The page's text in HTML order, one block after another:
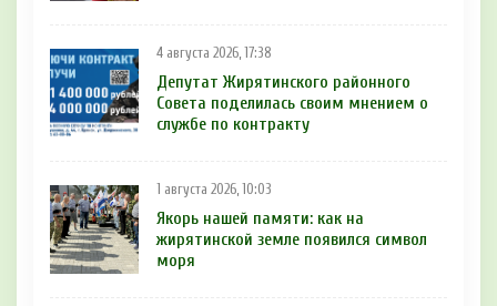
4 августа 2026, 17:38
Депутат Жирятинского районного
Совета поделилась своим мнением о
службе по контракту
1 августа 2026, 10:03
Якорь нашей памяти: как на
жирятинской земле появился символ
моря